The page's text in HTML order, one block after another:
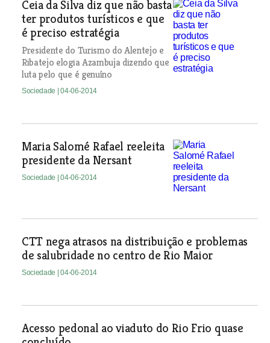
Ceia da Silva diz que não basta
ter produtos turísticos e que
é preciso estratégia
Presidente do Turismo do Alentejo e
Ribatejo elogia Azambuja dizendo que
luta pelo que é genuíno
Sociedade | 04-06-2014
Maria Salomé Rafael reeleita
presidente da Nersant
Sociedade | 04-06-2014
CTT nega atrasos na distribuição e problemas
de salubridade no centro de Rio Maior
Sociedade | 04-06-2014
Acesso pedonal ao viaduto do Rio Frio quase